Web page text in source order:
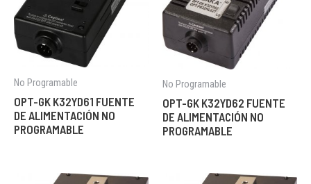
No Programable
OPT-GK K32YD61 FUENTE
DE ALIMENTACIÓN NO
PROGRAMABLE
No Programable
OPT-GK K32YD62 FUENTE
DE ALIMENTACIÓN NO
PROGRAMABLE